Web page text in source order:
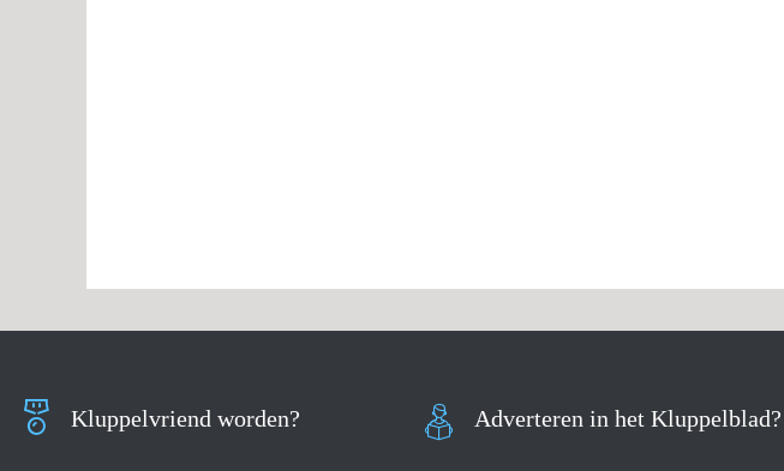
Kluppelvriend worden? Adverteren in het Kluppelblad?